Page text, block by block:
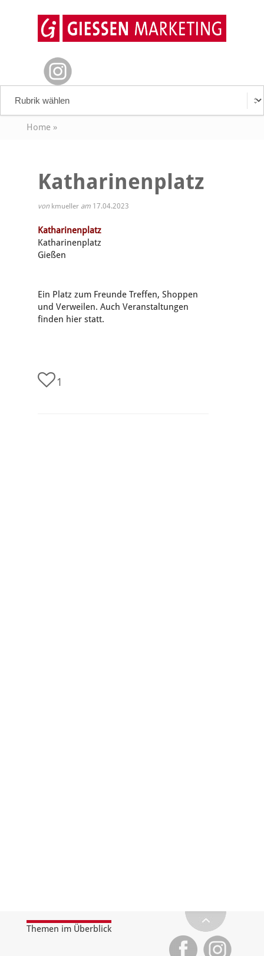
Home»
Katharinenplatz
von kmueller am 17.04.2023
Katharinenplatz
Katharinenplatz
Gießen
Ein Platz zum Freunde Treffen, Shoppen
und Verweilen. Auch Veranstaltungen
finden hier statt.
1
Themen im Überblick